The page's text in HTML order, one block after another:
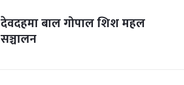
देवदहमा बाल गोपाल शिश महल
सञ्चालन